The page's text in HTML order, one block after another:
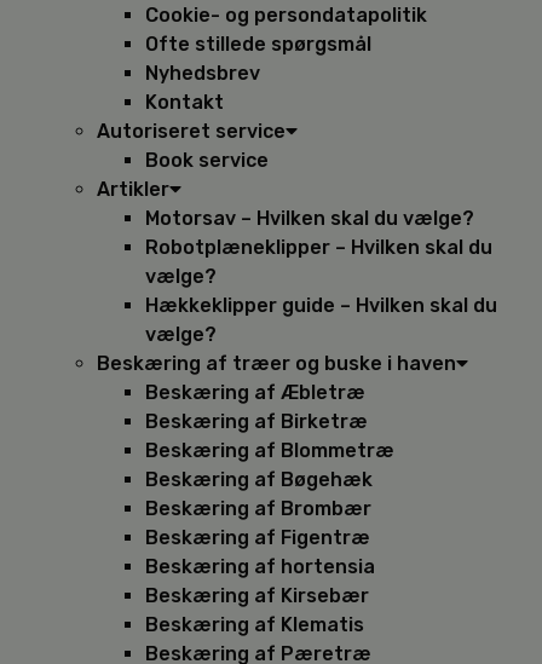
Cookie- og persondatapolitik
Ofte stillede spørgsmål
Nyhedsbrev
Kontakt
Autoriseret service
Book service
Artikler
Motorsav – Hvilken skal du vælge?
Robotplæneklipper – Hvilken skal du
vælge?
Hækkeklipper guide – Hvilken skal du
vælge?
Beskæring af træer og buske i haven
Beskæring af Æbletræ
Beskæring af Birketræ
Beskæring af Blommetræ
Beskæring af Bøgehæk
Beskæring af Brombær
Beskæring af Figentræ
Beskæring af hortensia
Beskæring af Kirsebær
Beskæring af Klematis
Beskæring af Pæretræ